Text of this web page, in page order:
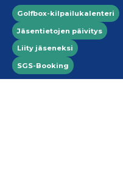
Hyppää pääsisältöön
Top menu
Golfbox-kilpailukalenteri
Jäsentietojen päivitys
Liity jäseneksi
SGS-Booking